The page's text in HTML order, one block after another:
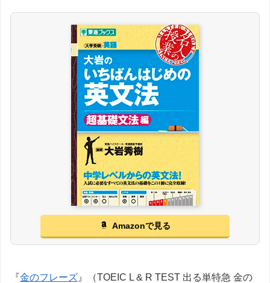
Amazonで見る
『金のフレーズ 』（TOEIC L & R TEST 出る単特急 金の